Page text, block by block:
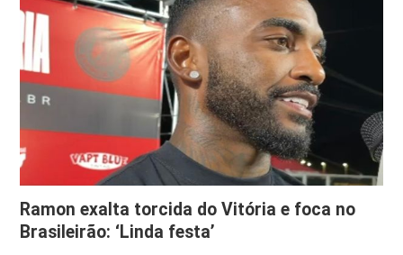
Ramon exalta torcida do Vitória e foca no
Brasileirão: ‘Linda festa’